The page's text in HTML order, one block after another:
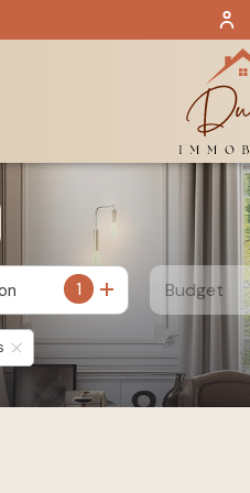
1 Budget